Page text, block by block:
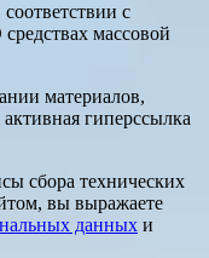
с
массовой
материалов,
гиперссылка
сбора технических
вы выражаете
данных и